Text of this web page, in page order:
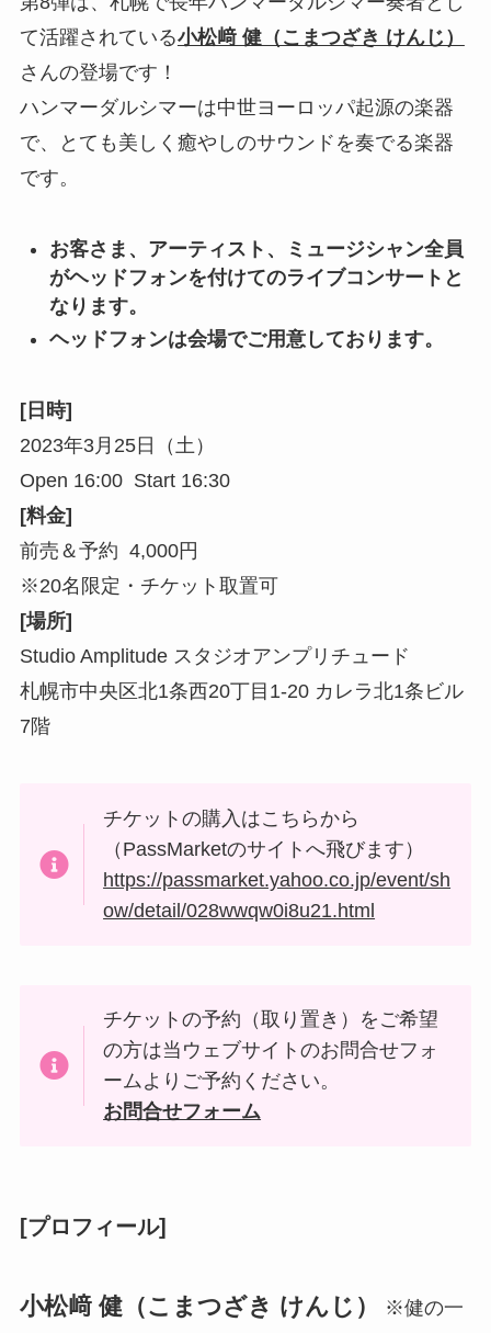
て活躍されている小松﨑 健（こまつざき けんじ）
さんの登場です！
ハンマーダルシマーは中世ヨーロッパ起源の楽器
で、とても美しく癒やしのサウンドを奏でる楽器
です。
お客さま、アーティスト、ミュージシャン全員
がヘッドフォンを付けてのライブコンサートと
なります。
ヘッドフォンは会場でご用意しております。
[日時]
2023年3月25日（土）
Open 16:00 Start 16:30
[料金]
前売＆予約 4,000円
※20名限定・チケット取置可
[場所]
Studio Amplitude スタジオアンプリチュード
札幌市中央区北1条西20丁目1-20 カレラ北1条ビル
7階
チケットの購入はこちらから
（PassMarketのサイトへ飛びます）
https://passmarket.yahoo.co.jp/event/sh
ow/detail/028wwqw0i8u21.html
チケットの予約（取り置き）をご希望
の方は当ウェブサイトのお問合せフォ
ームよりご予約ください。
お問合せフォーム
[プロフィール]
小松﨑 健（こまつざき けんじ）
※健の一